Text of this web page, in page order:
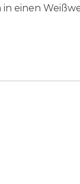
einen